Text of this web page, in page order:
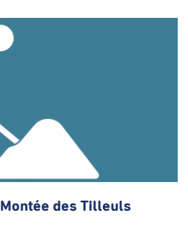
Montée des Tilleuls